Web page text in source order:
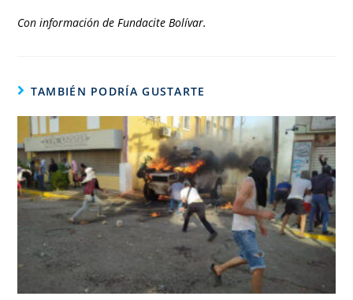
Con información de Fundacite Bolívar.
TAMBIÉN PODRÍA GUSTARTE